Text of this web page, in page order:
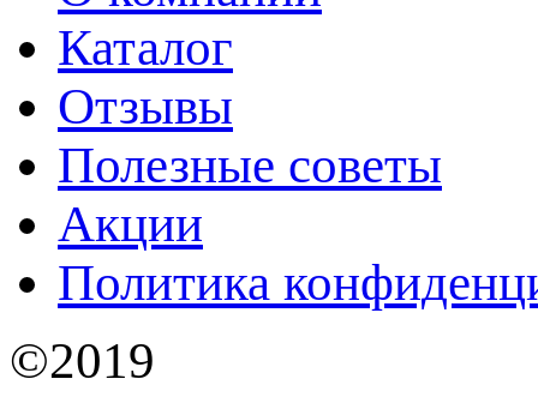
Каталог
Отзывы
Полезные советы
Акции
Политика
©2019